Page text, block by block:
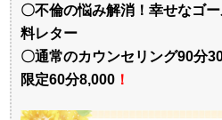
〇不倫の悩み解消！幸せなゴ
料レター
〇通常のカウンセリング90分
限定60分8,000 ！